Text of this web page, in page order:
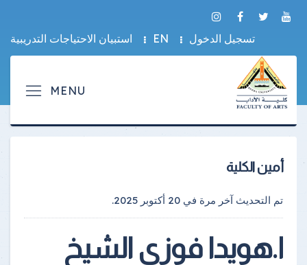
تسجيل الدخول EN استبيان الاحتياجات التدريبية
أمين الكلية
تم التحديث آخر مرة في 20 أكتوبر 2025 .
ا.هويدا فوزى الشيخ